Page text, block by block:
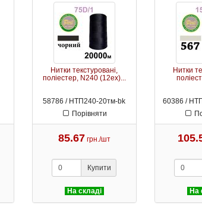
Нитки текстуровані,
поліестер, N240 (12ex)...
58786 / НТП240-20тм-bk
Порівняти
85.67 грн./шт
Купити
На складі
Нитки
60386 /
На